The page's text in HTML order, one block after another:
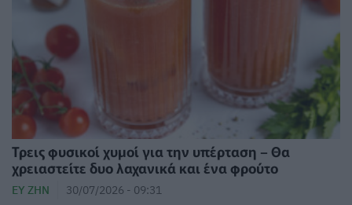
Τρεις φυσικοί χυμοί για την υπέρταση – Θα
χρειαστείτε δυο λαχανικά και ένα φρούτο
ΕΥ ΖΗΝ 30/07/2026 - 09:31